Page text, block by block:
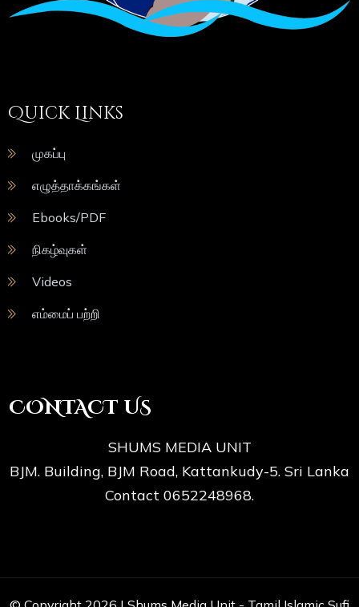
Quick Links
முகப்பு
எழுத்தாக்கங்கள்
Ebooks/PDF
நிகழ்வுகள்
Videos
எம்மைப் பற்றி
CONTACT US
SHUMS MEDIA UNIT
BJM. Building, BJM Road, Kattankudy-5. Sri Lanka
Contact 0652248968.